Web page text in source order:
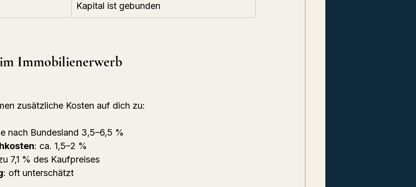
Kapital ist gebunden
Immobilienerwerb
zusätzliche Kosten auf dich zu:
nach Bundesland 3,5–6,5 %
: ca. 1,5–2 %
7,1 % des Kaufpreises
: oft unterschätzt